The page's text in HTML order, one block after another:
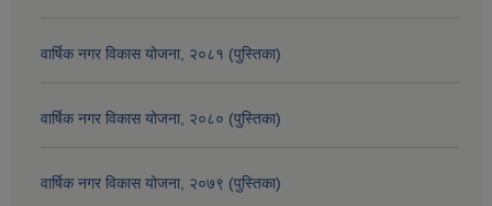
वार्षिक नगर विकास योजना, २०८१ (पुस्तिका)
वार्षिक नगर विकास योजना, २०८० (पुस्तिका)
वार्षिक नगर विकास योजना, २०७९ (पुस्तिका)